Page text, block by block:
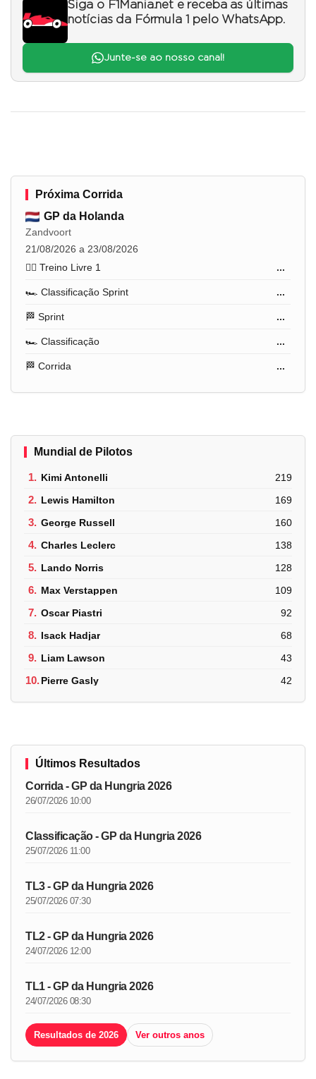
Siga o F1Mania.net e receba as últimas
notícias da Fórmula 1 pelo WhatsApp.
Junte-se ao nosso canal!
Próxima Corrida
GP da Holanda
Zandvoort
21/08/2026 a 23/08/2026
🏋️‍♂️ Treino Livre 1
...
🏎️ Classificação Sprint ...
🏁 Sprint ...
🏎️ Classificação ...
🏁 Corrida ...
Mundial de Pilotos
1. Kimi Antonelli 219
2. Lewis Hamilton 169
3. George Russell 160
4. Charles Leclerc 138
5. Lando Norris 128
6. Max Verstappen 109
7. Oscar Piastri 92
8. Isack Hadjar 68
9. Liam Lawson 43
10.Pierre Gasly 42
Últimos Resultados
Corrida - GP da Hungria 2026
26/07/2026 10:00
Classificação - GP da Hungria 2026
25/07/2026 11:00
TL3 - GP da Hungria 2026
25/07/2026 07:30
TL2 - GP da Hungria 2026
24/07/2026 12:00
TL1 - GP da Hungria 2026
24/07/2026 08:30
Resultados de 2026 Ver outros anos